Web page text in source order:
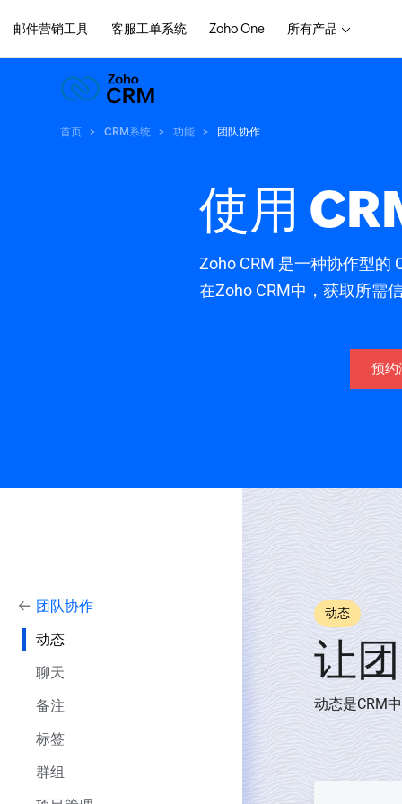
邮件营销工具 客服工单系统 Zoho One 所有产品
首页 CRM系统 功能 团队协作
使用
Zoho CRM 是一种协作型的
在Zoho CRM中，获取所需
预约
团队协作
动态
聊天
备注
标签
群组
动态
让
动态是CRM